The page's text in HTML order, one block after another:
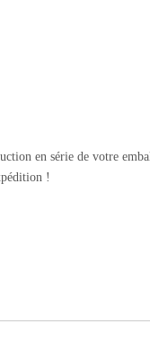
en série de votre
!